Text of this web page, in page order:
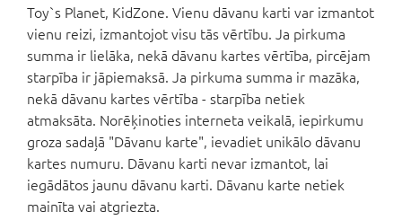
Toy`s Planet, KidZone. Vienu dāvanu karti var izmantot
vienu reizi, izmantojot visu tās vērtību. Ja pirkuma
summa ir lielāka, nekā dāvanu kartes vērtība, pircējam
starpība ir jāpiemaksā. Ja pirkuma summa ir mazāka,
nekā dāvanu kartes vērtība - starpība netiek
atmaksāta. Norēķinoties interneta veikalā, iepirkumu
groza sadaļā "Dāvanu karte", ievadiet unikālo dāvanu
kartes numuru. Dāvanu karti nevar izmantot, lai
iegādātos jaunu dāvanu karti. Dāvanu karte netiek
mainīta vai atgriezta.